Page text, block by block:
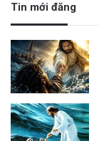
Tin mới đăng